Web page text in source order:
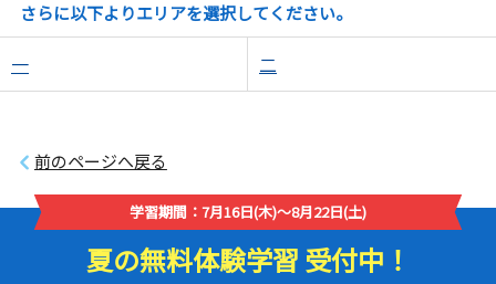
さらに以下よりエリアを選択してください。
一 二
前のページへ戻る
学習期間：7月16日(木)～8月22日(土)
夏の無料体験学習 受付中！